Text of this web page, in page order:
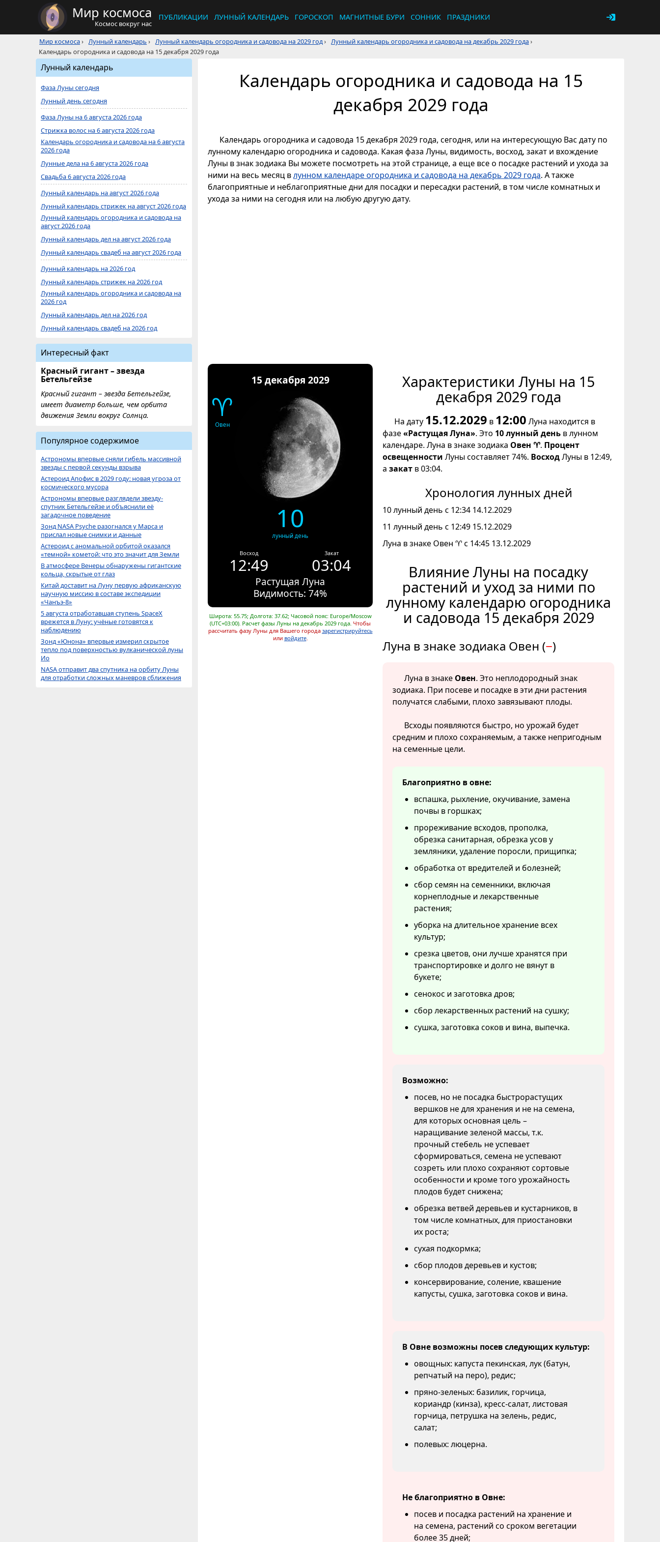
Мир космоса
Космос вокруг нас
ПУБЛИКАЦИИ ЛУННЫЙ КАЛЕНДАРЬ ГОРОСКОП МАГНИТНЫЕ БУРИ СОННИК ПРАЗДНИКИ
Мир космоса› Лунный календарь › Лунный календарь огородника и садовода на 2029 год› Лунный календарь огородника и садовода на декабрь 2029 года›
Календарь огородника и садовода на 15 декабря 2029 года
Календарь огородника и садовода на 15
декабря 2029 года
Календарь огородника и садовода 15 декабря 2029 года, сегодня, или на интересующую Вас дату по
лунному календарю огородника и садовода. Какая фаза Луны, видимость, восход, закат и вхождение
Луны в знак зодиака Вы можете посмотреть на этой странице, а еще все о посадке растений и ухода за
ними на весь месяц влунном календаре огородника и садовода на декабрь 2029 года. А также
благоприятные и неблагоприятные дни для посадки и пересадки растений, в том числе комнатных и
ухода за ними на сегодня или на любую другую дату.
15 декабря 2029
♈
Овен
10
лунный день
Восход
12:49
Закат
03:04
Растущая Луна
Видимость: 74%
Широта: 55.75; Долгота: 37.62; Часовой пояс: Europe/Moscow
(UTC+03:00). Расчет фазы Луны на декабрь 2029 года. Чтобы
рассчитать фазу Луны для Вашего города зарегистрируйтесь
или войдите.
Характеристики Луны на 15
декабря 2029 года
На дату 15.12.2029 в 12:00 Луна находится в
фазе«Растущая Луна». Это 10 лунный день в лунном
календаре. Луна в знаке зодиака Овен ♈. Процент
освещенности Луны составляет 74%. ВосходЛуны в 12:49,
а закат в 03:04.
Хронология лунных дней
10 лунный день с 12:34 14.12.2029
11 лунный день с 12:49 15.12.2029
Луна в знаке Овен ♈ с 14:45 13.12.2029
Влияние Луны на посадку
растений и уход за ними по
лунному календарю огородника
и садовода 15 декабря 2029
Луна в знаке зодиака Овен (−)
Луна в знаке Овен. Это неплодородный знак
зодиака. При посеве и посадке в эти дни растения
получатся слабыми, плохо завязывают плоды.
Всходы появляются быстро, но урожай будет
средним и плохо сохраняемым, а также непригодным
на семенные цели.
Благоприятно в овне:
вспашка, рыхление, окучивание, замена
почвы в горшках;
прореживание всходов, прополка,
обрезка санитарная, обрезка усов у
земляники, удаление поросли, прищипка;
обработка от вредителей и болезней;
сбор семян на семенники, включая
корнеплодные и лекарственные
растения;
уборка на длительное хранение всех
культур;
срезка цветов, они лучше хранятся при
транспортировке и долго не вянут в
букете;
сенокос и заготовка дров;
сбор лекарственных растений на сушку;
сушка, заготовка соков и вина, выпечка.
Возможно:
посев, но не посадка быстрорастущих
вершков не для хранения и не на семена,
для которых основная цель –
наращивание зеленой массы, т.к.
прочный стебель не успевает
сформироваться, семена не успевают
созреть или плохо сохраняют сортовые
особенности и кроме того урожайность
плодов будет снижена;
обрезка ветвей деревьев и кустарников, в
том числе комнатных, для приостановки
их роста;
сухая подкормка;
сбор плодов деревьев и кустов;
консервирование, соление, квашение
капусты, сушка, заготовка соков и вина.
В Овне возможны посев следующих культур:
овощных: капуста пекинская, лук (батун,
репчатый на перо), редис;
пряно-зеленых: базилик, горчица,
кориандр (кинза), кресс-салат, листовая
горчица, петрушка на зелень, редис,
салат;
полевых: люцерна.
Не благоприятно в Овне:
посев и посадка растений на хранение и
на семена, растений со сроком вегетации
более 35 дней;
Лунный календарь
Фаза Луны сегодня
Лунный день сегодня
Фаза Луны на 6 августа 2026 года
Стрижка волос на 6 августа 2026 года
Календарь огородника и садовода на 6 августа
2026 года
Лунные дела на 6 августа 2026 года
Свадьба 6 августа 2026 года
Лунный календарь на август 2026 года
Лунный календарь стрижек на август 2026 года
Лунный календарь огородника и садовода на
август 2026 года
Лунный календарь дел на август 2026 года
Лунный календарь свадеб на август 2026 года
Лунный календарь на 2026 год
Лунный календарь стрижек на 2026 год
Лунный календарь огородника и садовода на
2026 год
Лунный календарь дел на 2026 год
Лунный календарь свадеб на 2026 год
Интересный факт
Красный гигант – звезда
Бетельгейзе
Красный гигант – звезда Бетельгейзе,
имеет диаметр больше, чем орбита
движения Земли вокруг Солнца.
Популярное содержимое
Астрономы впервые сняли гибель массивной
звезды с первой секунды взрыва
Астероид Апофис в 2029 году: новая угроза от
космического мусора
Астрономы впервые разглядели звезду-
спутник Бетельгейзе и объяснили её
загадочное поведение
Зонд NASA Psyche разогнался у Марса и
прислал новые снимки и данные
Астероид с аномальной орбитой оказался
«темной» кометой: что это значит для Земли
В атмосфере Венеры обнаружены гигантские
кольца, скрытые от глаз
Китай доставит на Луну первую африканскую
научную миссию в составе экспедиции
«Чанъэ-8»
5 августа отработавшая ступень SpaceX
врежется в Луну: учёные готовятся к
наблюдению
Зонд «Юнона» впервые измерил скрытое
тепло под поверхностью вулканической луны
Ио
NASA отправит два спутника на орбиту Луны
для отработки сложных маневров сближения